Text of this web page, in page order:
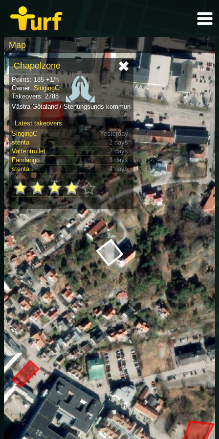
Map
Chapelzone
Points: 185 +1/h
Owner: SingingC
Takeovers: 2788
Västra Götaland / Stenungsunds kommun
Latest takeovers
SingingC
Yesterday
stenta
2 days
Vattentrollet
2 days
Fandango
3 days
stenta
4 days